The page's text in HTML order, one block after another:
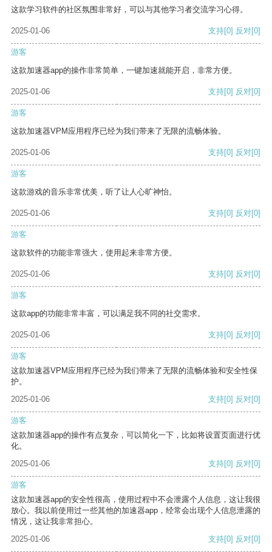
这款学习软件的社区氛围非常好，可以与其他学习者交流学习心得。
2025-01-06 支持[0] 反对[0]
游客
这款加速器app的操作非常简单，一键加速就能开启，非常方便。
2025-01-06 支持[0] 反对[0]
游客
这款加速器VPM应用程序已经为我们带来了无限的流畅体验。
2025-01-06 支持[0] 反对[0]
游客
这款游戏的音乐非常优美，听了让人心旷神怡。
2025-01-06 支持[0] 反对[0]
游客
这款软件的功能非常强大，使用起来非常方便。
2025-01-06 支持[0] 反对[0]
游客
这款app的功能非常丰富，可以满足我不同的社交需求。
2025-01-06 支持[0] 反对[0]
游客
这款加速器VPM应用程序已经为我们带来了无限的流畅体验和安全性保
护。
2025-01-06
支持[0] 反对[0]
游客
这款加速器app的操作有点复杂，可以简化一下，比如将设置页面进行优
化。
2025-01-06
支持[0] 反对[0]
游客
这款加速器app的安全性很高，使用过程中不会泄露个人信息，这让我很
放心。我以前使用过一些其他的加速器app，经常会出现个人信息泄露的
情况，这让我非常担心。
2025-01-06
支持[0] 反对[0]